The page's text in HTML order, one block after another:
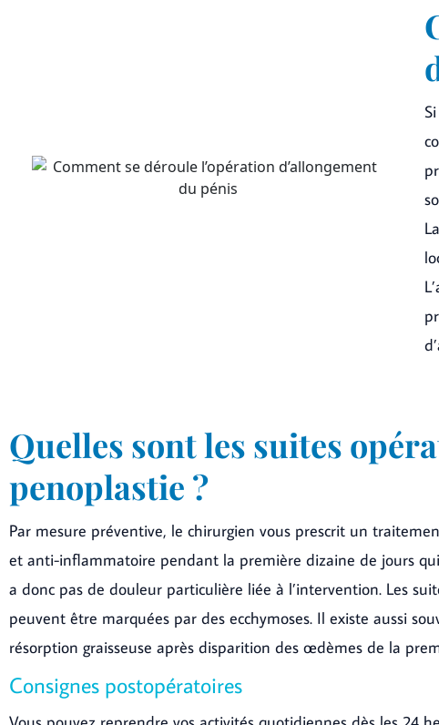
Quelles sont les suites
penoplastie ?
Par mesure préventive, le chirurgien vous prescrit un
et anti-inflammatoire pendant la première dizaine de jours
a donc pas de douleur particulière liée à l’intervention. Les
peuvent être marquées par des ecchymoses. Il existe aussi
résorption graisseuse après disparition des œdèmes de la
Consignes postopératoires